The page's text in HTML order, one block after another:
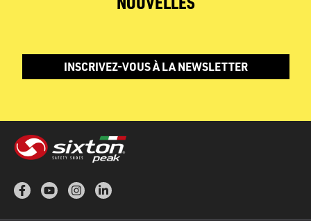
INSCRIVEZ-VOUS À LA NEWSLETTER